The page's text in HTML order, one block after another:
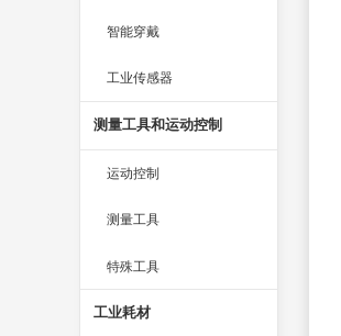
智能穿戴
工业传感器
测量工具和运动控制
运动控制
测量工具
特殊工具
工业耗材